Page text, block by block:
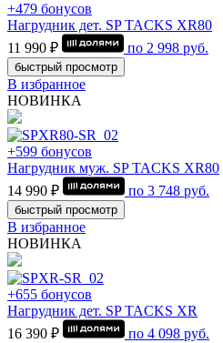
+479 бонусов
Нагрудник дет. SP TACKS XR80
11 990 ₽
по 2 998 руб.
быстрый просмотр
В избранное
НОВИНКА
+599 бонусов
Нагрудник муж. SP TACKS XR80
14 990 ₽
по 3 748 руб.
быстрый просмотр
В избранное
НОВИНКА
+655 бонусов
Нагрудник дет. SP TACKS XR
16 390 ₽
по 4 098 руб.